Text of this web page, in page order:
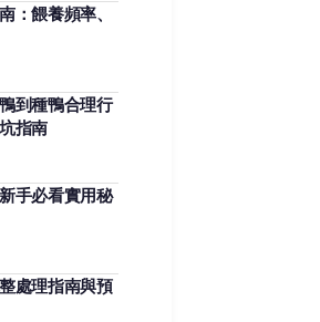
：餵養頻率、
到種鴨合理行
指南
手必看實用秘
處理指南與預